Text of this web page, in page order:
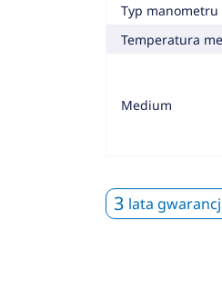
Typ manometru
Temperatura
Medium
3 lata